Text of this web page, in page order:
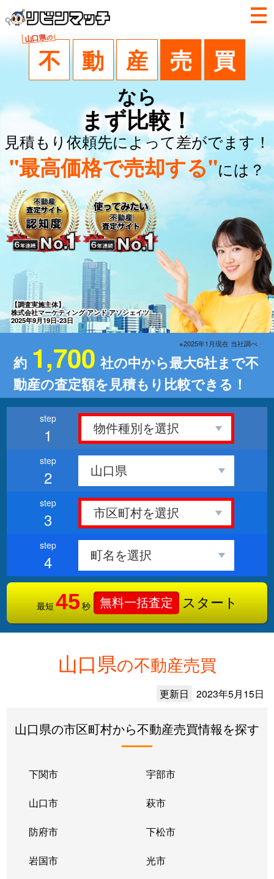
山口県の
不 動 産 売 買
なら
まず比較！
見積もり依頼先によって差がでます！
"最高価格で売却する"には？
【調査実施主体】
株式会社マーケティング アンド アソシェイツ
2025年9月19日-23日
約 1,700 社の中から最大6社まで不
動産の査定額を見積もり比較できる！
※2025年1月現在 当社調べ
1
2
3
4
最短 45 秒 無料一括査定 スタート
山口県の不動産売買
更新日 2023年5月15日
山口県の市区町村から不動産売買情報を探す
下関市 宇部市
山口市 萩市
防府市 下松市
岩国市 光市